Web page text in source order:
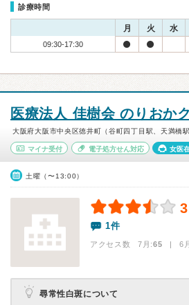
診療時間
月 火 水
09:30-17:30
医療法人 佳樹会 のりおか
大阪府大阪市中央区徳井町（谷町四丁目駅、天満橋
マイナ受付 電子処方せん対応 女医
土曜（〜13:00）
1件
アクセス数 7月:65 | 6
尋常性白斑について